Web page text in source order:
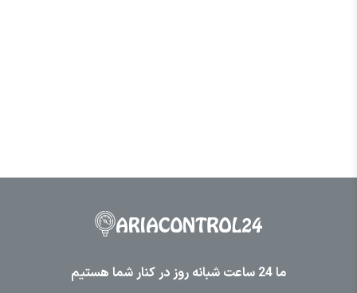
ما 24 ساعت شبانه روز در کنار شما هستیم